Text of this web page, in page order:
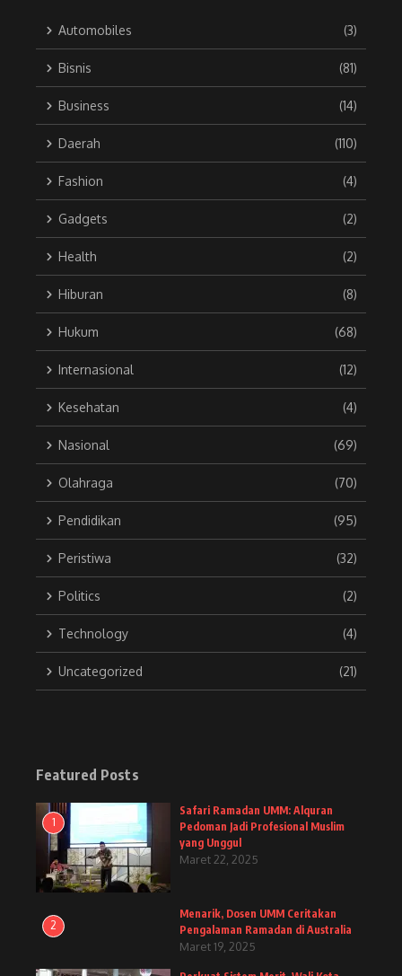
Automobiles (3)
Bisnis (81)
Business (14)
Daerah (110)
Fashion (4)
Gadgets (2)
Health (2)
Hiburan (8)
Hukum (68)
Internasional (12)
Kesehatan (4)
Nasional (69)
Olahraga (70)
Pendidikan (95)
Peristiwa (32)
Politics (2)
Technology (4)
Uncategorized (21)
Featured Posts
1
Safari Ramadan UMM: Alquran
Pedoman Jadi Profesional Muslim
yang Unggul
Maret 22, 2025
2
Menarik, Dosen UMM Ceritakan
Pengalaman Ramadan di Australia
Maret 19, 2025